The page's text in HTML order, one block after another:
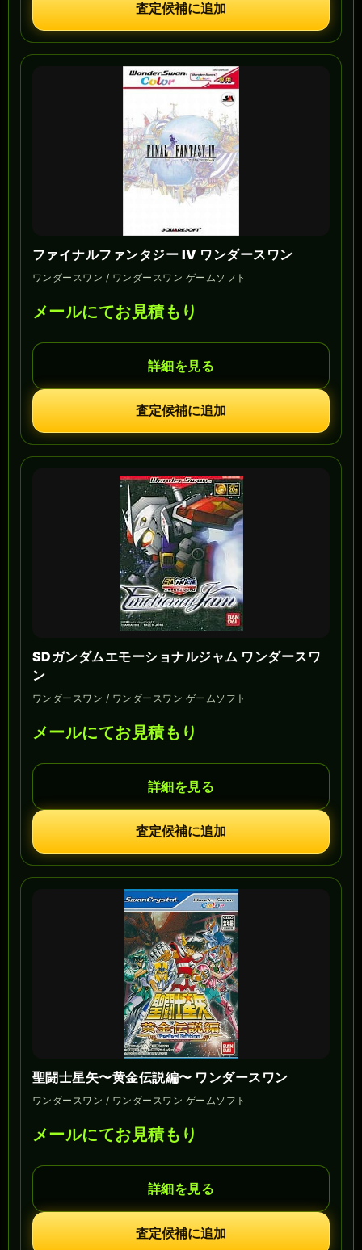
査定候補に追加
ファイナルファンタジー IV ワンダースワン
ワンダースワン / ワンダースワン ゲームソフト
メールにてお見積もり
詳細を見る
査定候補に追加
SDガンダムエモーショナルジャム ワンダースワ
ン
ワンダースワン / ワンダースワン ゲームソフト
メールにてお見積もり
詳細を見る
査定候補に追加
聖闘士星矢〜黄金伝説編〜 ワンダースワン
ワンダースワン / ワンダースワン ゲームソフト
メールにてお見積もり
詳細を見る
査定候補に追加